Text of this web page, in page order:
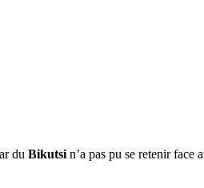
du Bikutsi n’a pas pu se retenir face